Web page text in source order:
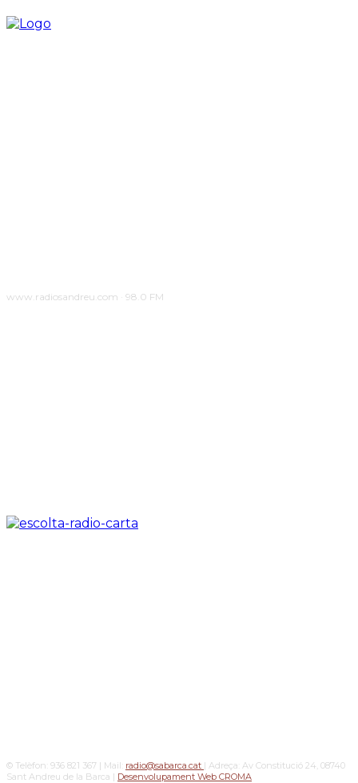
www.radiosandreu.com · 98.0 FM
© Telèfon: 936 821 367 | Mail: radio@sabarca.cat | Adreça: Av Constitució 24, 08740
Sant Andreu de la Barca | Desenvolupament Web CROMA